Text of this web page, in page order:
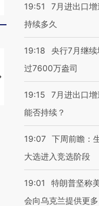
【推广】走进第四届链博
19:51
7月进出口
持续多久
19:18
央行7月继
过7600万盎司
19:15
7月进出口
能否持续？
19:07 下周前瞻：
大选进入竞选阶段
19:01
特朗普坚称
会向乌克兰提供更多